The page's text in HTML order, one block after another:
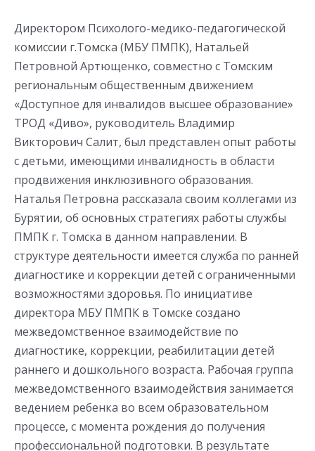
Директором Психолого-медико-педагогической
комиссии г.Томска (МБУ ПМПК), Натальей
Петровной Артющенко, совместно с Томским
региональным общественным движением
«Доступное для инвалидов высшее образование»
ТРОД «Диво», руководитель Владимир
Викторович Салит, был представлен опыт работы
с детьми, имеющими инвалидность в области
продвижения инклюзивного образования.
Наталья Петровна рассказала своим коллегами из
Бурятии, об основных стратегиях работы службы
ПМПК г. Томска в данном направлении. В
структуре деятельности имеется служба по ранней
диагностике и коррекции детей с ограниченными
возможностями здоровья. По инициативе
директора МБУ ПМПК в Томске создано
межведомственное взаимодействие по
диагностике, коррекции, реабилитации детей
раннего и дошкольного возраста. Рабочая группа
межведомственного взаимодействия занимается
ведением ребенка во всем образовательном
процессе, с момента рождения до получения
профессиональной подготовки. В результате